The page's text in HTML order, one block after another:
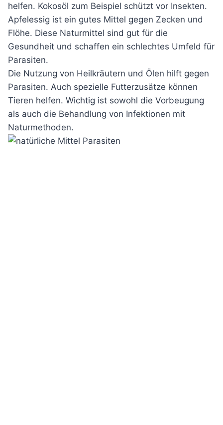
helfen. Kokosöl zum Beispiel schützt vor Insekten.
Apfelessig ist ein gutes Mittel gegen Zecken und
Flöhe. Diese Naturmittel sind gut für die
Gesundheit und schaffen ein schlechtes Umfeld für
Parasiten.
Die Nutzung von Heilkräutern und Ölen hilft gegen
Parasiten. Auch spezielle Futterzusätze können
Tieren helfen. Wichtig ist sowohl die Vorbeugung
als auch die Behandlung von Infektionen mit
Naturmethoden.